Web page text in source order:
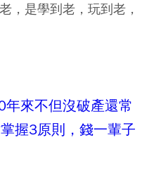
，是學到老，玩到老，
來不但沒破產還常
握3原則，錢一輩子